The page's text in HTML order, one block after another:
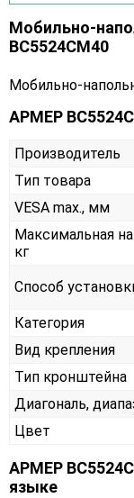
Мобильно-
ВС5524СМ40
Мобильно-
АРМЕР
Производитель
Тип товара
VESA max., мм
Максимальная
кг
Способ
Категория
Вид крепления
Тип кронштейна
Диагональ,
Цвет
АРМЕР
языке